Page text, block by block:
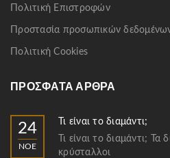
Πολιτική Επιστροφών
Προστασία προσωπικών
Πολιτική Cookies
ΠΡΌΣΦΑΤΑ ΆΡΘΡΑ
24
ΝΟΈ
Τι είναι το διαμάντι;
Τι είναι το διαμάντι; Τα
κρύσταλλοι